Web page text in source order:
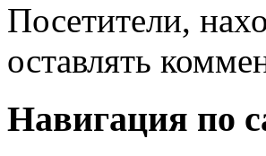
Посетители,
оставлять
Навигация по